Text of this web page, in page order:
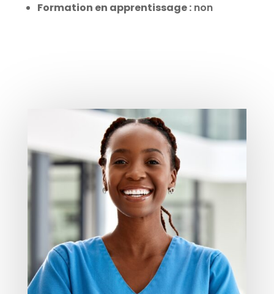
Formation en apprentissage :non